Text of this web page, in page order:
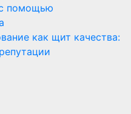
помощью
как щит качества: